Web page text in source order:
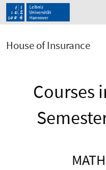
House of Insurance
Courses